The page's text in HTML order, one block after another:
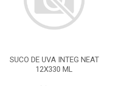
SUCO DE UVA INTEG NEAT
12X330 ML